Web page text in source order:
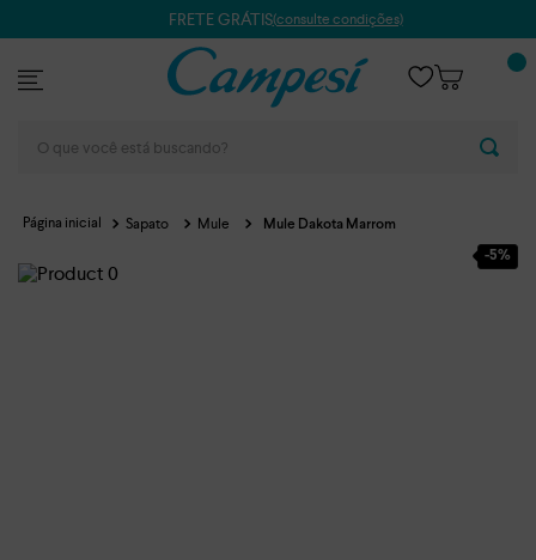
FRETE GRÁTIS(consulte condições)
Sapato Mule Mule Dakota Marrom
-5%